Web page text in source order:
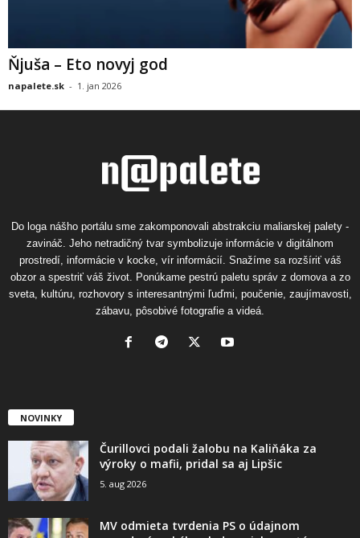
Ňjuša – Eto novyj god
napalete.sk - 1. jan 2026
Do loga nášho portálu sme zakomponovali abstrakciu maliarskej palety -
zavináč. Jeho netradičný tvar symbolizuje informácie v digitálnom
prostredí, informácie v kocke, vír informácií. Snažíme sa rozšíriť váš
obzor a spestriť váš život. Ponúkame pestrú paletu správ z domova a zo
sveta, kultúru, rozhovory s interesantnými ľuďmi, poučenie, zaujímavosti,
zábavu, pôsobivé fotografie a videá.
NOVINKY
Čurillovci podali žalobu na Kaliňáka za
výroky o mafii, pridal sa aj Lipšic
5. aug 2026
MV odmieta tvrdenia PS o údajnom